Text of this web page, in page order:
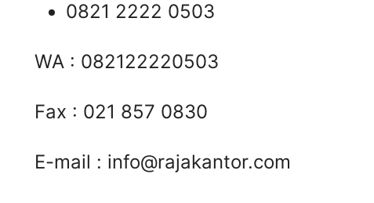
0821 2222 0503
WA : 082122220503
Fax : 021 857 0830
E-mail : info@rajakantor.com